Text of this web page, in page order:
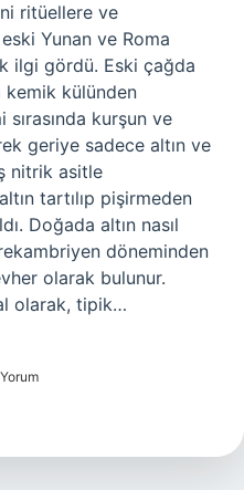
ritüellere ve
Yunan ve Roma
ilgi gördü. Eski çağda
kemik külünden
sırasında kurşun ve
geriye sadece altın ve
nitrik asitle
tartılıp pişirmeden
Doğada altın nasıl
döneminden
olarak bulunur.
olarak, tipik…